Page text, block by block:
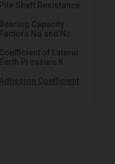
Pile Shaft Resistance
Bearing Capacity
Factors Nq and Nc
Coefficient of Lateral
Earth Pressure K
Adhesion Coefficient